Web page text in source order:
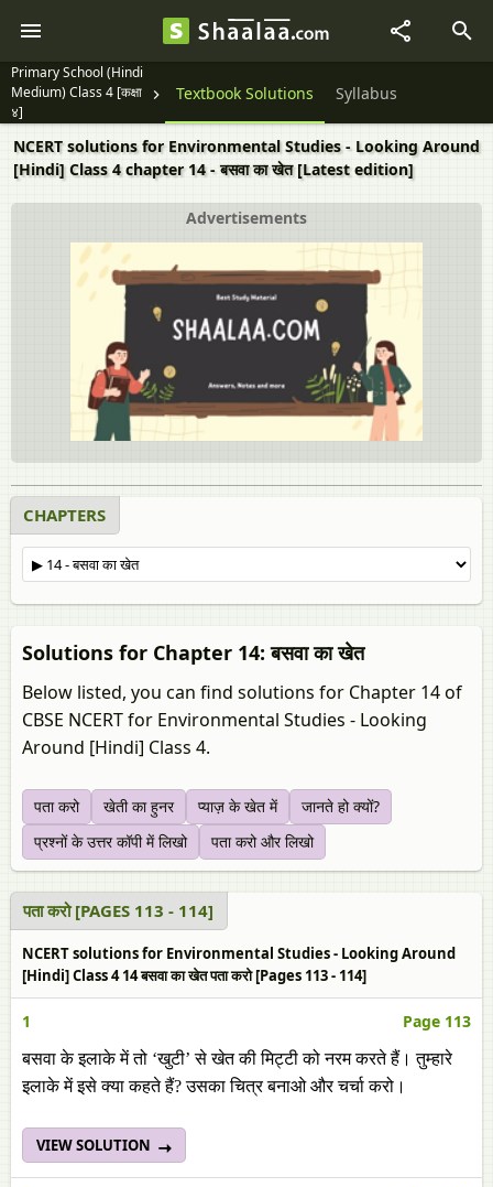
Primary School (Hindi
Medium) Class 4 [कक्षा
४]
Textbook Solutions Syllabus
NCERT solutions for Environmental Studies - Looking Around
[Hindi] Class 4 chapter 14 - बसवा का खेत [Latest edition]
Advertisements
CHAPTERS
Solutions for Chapter 14: बसवा का खेत
Below listed, you can find solutions for Chapter 14 of
CBSE NCERT for Environmental Studies - Looking
Around [Hindi] Class 4.
पता करो खेती का हुनर प्याज़ के खेत में
जानते हो क्यों?
प्रश्नों के उत्तर कॉपी में लिखो
पता करो और लिखो
पता करो [PAGES 113 - 114]
NCERT solutions for Environmental Studies - Looking Around
[Hindi] Class 4 14 बसवा का खेत पता करो [Pages 113 - 114]
1 Page 113
बसवा के इलाके में तो ‘खुटी’ से खेत की मिट्टी को नरम करते हैं। तुम्हारे
इलाके में इसे क्या कहते हैं? उसका चित्र बनाओ और चर्चा करो।
VIEW SOLUTION